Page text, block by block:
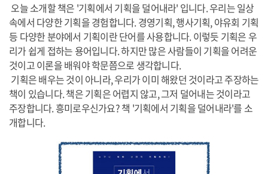
오늘 소개할 책은 '기획에서 기획을 덜어내라' 입니다. 우리는 일상
속에서 다양한 기획을 경험합니다. 경영기획, 행사기획, 야유회 기획
등 다양한 분야에서 기획이란 단어를 사용합니다. 이렇듯 기획은 우
리가 쉽게 접하는 용어입니다. 하지만 많은 사람들이 기획을 어려운
것이고 이론을 배워야 학문쯤으로 생각합니다.
기획은 배우는 것이 아니라, 우리가 이미 해왔던 것이라고 주장하는
책이 있습니다. 책은 기획은 어렵지 않고, 그저 덜어내는 것이라고
주장합니다. 흥미로우신가요? 책 '기획에서 기획을 덜어내라'를 소
개합니다.